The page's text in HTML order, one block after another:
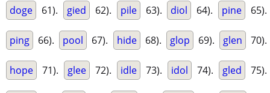
doge 61). gied 62). pile 63). diol 64). pine 65).
ping 66). pool 67). hide 68). glop 69). glen 70).
hope 71). glee 72). idle 73). idol 74). gled 75).